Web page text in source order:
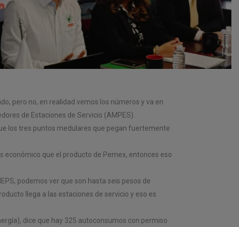
pero no, en realidad vemos los números y va en
de Estaciones de Servicio (AMPES).
los tres puntos medulares que pegan fuertemente
económico que el producto de Pemex, entonces eso
podemos ver que son hasta seis pesos de
llega a las estaciones de servicio y eso es
dice que hay 325 autoconsumos con permiso